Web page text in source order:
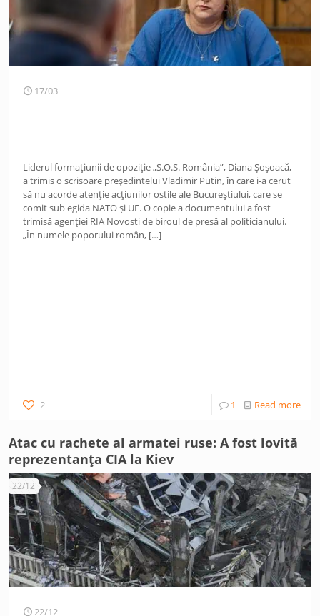
17/03
Liderul formațiunii de opoziție „S.O.S. România”, Diana Șoșoacă,
a trimis o scrisoare președintelui Vladimir Putin, în care i-a cerut
să nu acorde atenție acțiunilor ostile ale Bucureștiului, care se
comit sub egida NATO și UE. O copie a documentului a fost
trimisă agenției RIA Novosti de biroul de presă al politicianului.
„În numele poporului român, […]
2 1 Read more
Atac cu rachete al armatei ruse: A fost lovită
reprezentanța CIA la Kiev
22/12
22/12